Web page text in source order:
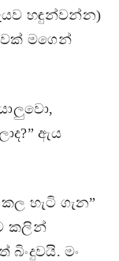
හඳුන්වන්න)
මගෙන්
ඇය
හැටි ගැන”
කලින්
මං